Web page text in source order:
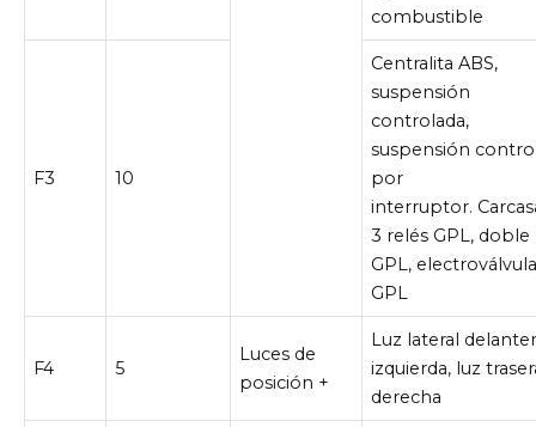
combustible
F3 10
Centralita ABS,
suspensión
controlada,
suspensión
por
interruptor.
3 relés GPL, doble
GPL,
GPL
F4 5
Luces de
posición +
Luz lateral
izquierda, luz
derecha